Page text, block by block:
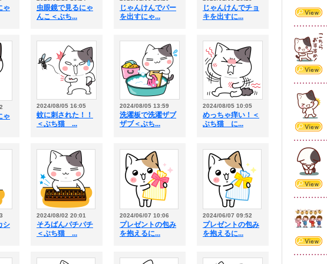
ゃ
虫眼鏡で見るにゃ
んこ＜ぶち...
じゃんけんでパー
を出すにゃ...
じゃんけんでチョ
キを出すに...
ゃ
2024/08/05 16:05
蚊に刺された！！
＜ぶち猫 ...
2024/08/05 13:59
洗濯板で洗濯ザブ
ザブ＜ぶち...
2024/08/05 10:05
めっちゃ痒い！＜
ぶち猫 に...
シ
2024/08/02 20:01
そろばんパチパチ
＜ぶち猫 ...
2024/06/07 10:06
プレゼントの包み
を抱えるに...
2024/06/07 09:52
プレゼントの包み
を抱えるに...